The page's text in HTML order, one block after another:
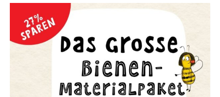
Varianten
Die
Optionen
können
der